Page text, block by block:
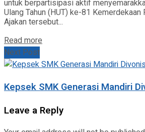
untuk berpartisipasi aktif
Ulang Tahun (HUT) ke-81
Ajakan tersebut...
Read more
Next Post
Kepsek SMK Generasi Mandiri
Leave a Reply